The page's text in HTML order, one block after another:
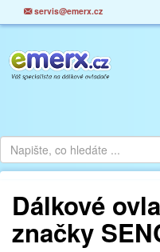
servis@emerx.cz
Dálkové
značky